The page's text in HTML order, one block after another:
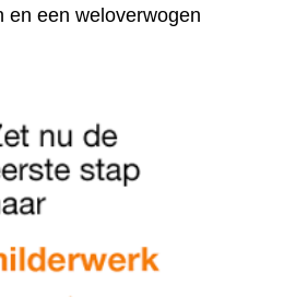
en een weloverwogen